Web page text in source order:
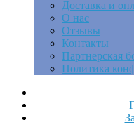
Доставка и
О нас
Отзывы
Контакты
Партнерская
Политика